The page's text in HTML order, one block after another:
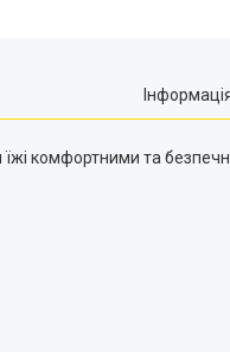
комфортними та